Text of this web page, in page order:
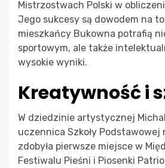
Mistrzostwach Polski w
Jego sukcesy są dowodem na
mieszkańcy Bukowna potrafią
sportowym, ale także
wysokie wyniki.
Kreatywność i
W dziedzinie artystycznej
uczennica Szkoły Podstawowej
zdobyła pierwsze miejsce w
Festiwalu Pieśni i Piosenki